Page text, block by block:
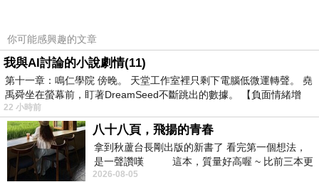
走過漁港街區, 進入潮間帶; 探索巨大的海蝕洞。
你可能感興趣的文章
我與AI討論的小說劇情(11)
第十一章：鳴仁學院 傍晚。 天堂工作室裡只剩下電腦低微運轉聲。 堯
禹舜坐在螢幕前，盯著DreamSeed不斷跳出的數據。 【負面情緒增
22 小時前
八十八頁，飛揚的青春
拿到秋蘆台長剛出版的新書了 看完第一個想法，
是一聲讚嘆 這本，質量好高喔 ~ 比前三本更
勝一
2026-08-05